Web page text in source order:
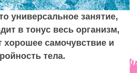
универсальное занятие,
в тонус весь организм,
хорошее самочувствие и
тела.